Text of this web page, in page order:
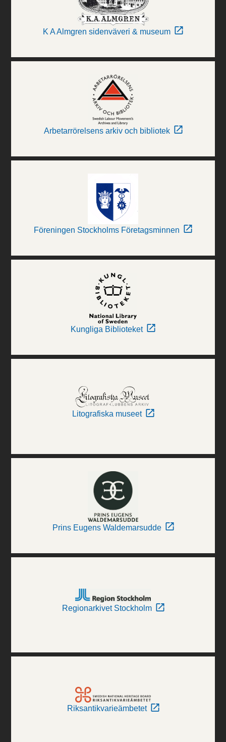
K A Almgren sidenväveri & museum
Arbetarrörelsens arkiv och bibliotek
Föreningen Stockholms Företagsminnen
Kungliga Biblioteket
Litografiska museet
Prins Eugens Waldemarsudde
Regionarkivet Stockholm
Riksantikvarieämbetet